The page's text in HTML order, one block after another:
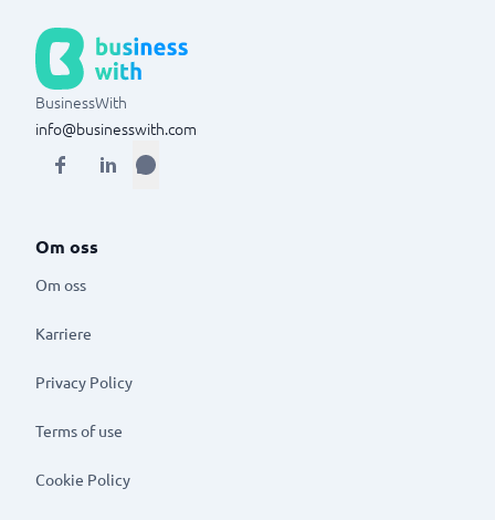
BusinessWith
info@businesswith.com
Om oss
Om oss
Karriere
Privacy Policy
Terms of use
Cookie Policy